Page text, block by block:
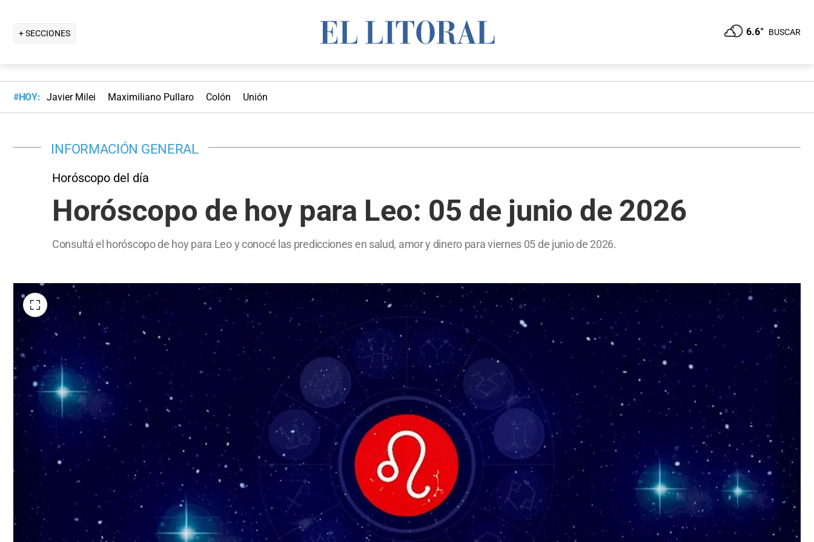
+ SECCIONES 6.6° BUSCAR
#HOY: Javier Milei Maximiliano Pullaro Colón Unión
INFORMACIÓN GENERAL
Horóscopo del día
Horóscopo de hoy para Leo: 05 de junio de 2026
Consultá el horóscopo de hoy para Leo y conocé las predicciones en salud, amor y dinero para viernes 05 de junio de 2026.